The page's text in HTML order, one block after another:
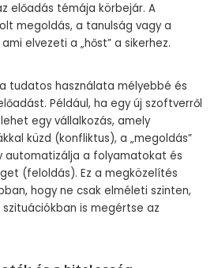
előadás témája körbejár. A
megoldás, a tanulság vagy a
elvezeti a „hőst” a sikerhez.
tudatos használata mélyebbé és
Például, ha egy új szoftverről
egy vállalkozás, amely
küzd (konfliktus), a „megoldás”
automatizálja a folyamatokat és
(feloldás). Ez a megközelítés
hogy ne csak elméleti szinten,
is megértse az